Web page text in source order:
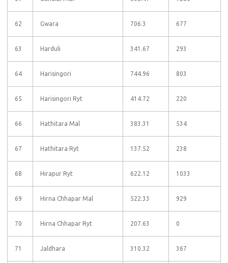
62 Gwara 706.3 677
63 Harduli 341.67 293
64 Harisingori 744.96 803
65 Harisingori Ryt 414.72 220
66 Hathitara Mal 383.31 534
67 Hathitara Ryt 137.52 238
68 Hirapur Ryt 622.12 1033
69 Hirna Chhapar Mal 522.33 929
70 Hirna Chhapar Ryt 207.63 0
71 Jaldhara 310.32 367